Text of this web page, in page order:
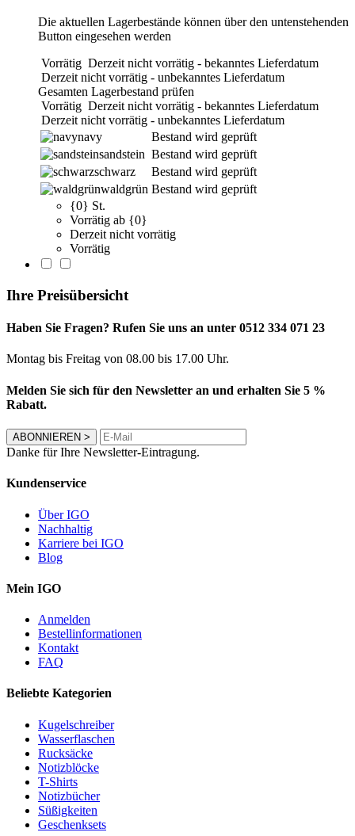
Die aktuellen Lagerbestände können über den untenstehenden
Button eingesehen werden
Vorrätig Derzeit nicht vorrätig - bekanntes Lieferdatum
Derzeit nicht vorrätig - unbekanntes Lieferdatum
Gesamten Lagerbestand prüfen
Vorrätig Derzeit nicht vorrätig - bekanntes Lieferdatum
Derzeit nicht vorrätig - unbekanntes Lieferdatum
navy
Bestand wird geprüft
sandstein Bestand wird geprüft
schwarz
Bestand wird geprüft
waldgrün Bestand wird geprüft
{0} St.
Vorrätig ab {0}
Derzeit nicht vorrätig
Vorrätig
Ihre Preisübersicht
Haben Sie Fragen? Rufen Sie uns an unter 0512 334 071 23
Montag bis Freitag von 08.00 bis 17.00 Uhr.
Melden Sie sich für den Newsletter an und erhalten Sie 5 %
Rabatt.
ABONNIEREN >
Danke für Ihre Newsletter-Eintragung.
Kundenservice
Über IGO
Nachhaltig
Karriere bei IGO
Blog
Mein IGO
Anmelden
Bestellinformationen
Kontakt
FAQ
Beliebte Kategorien
Kugelschreiber
Wasserflaschen
Rucksäcke
Notizblöcke
T-Shirts
Notizbücher
Süßigkeiten
Geschenksets